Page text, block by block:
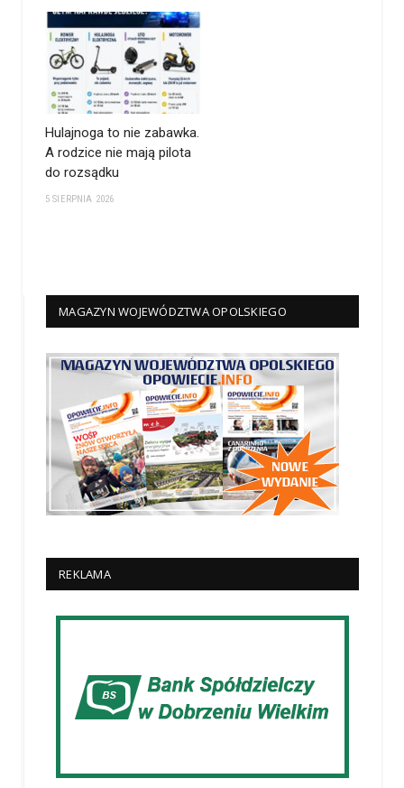
Hulajnoga to nie zabawka.
A rodzice nie mają pilota
do rozsądku
5 SIERPNIA 2026
MAGAZYN WOJEWÓDZTWA OPOLSKIEGO
REKLAMA